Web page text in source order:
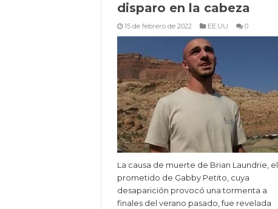
disparo en la cabeza
15 de febrero de 2022 EE.UU 0
La causa de muerte de Brian Laundrie, el
prometido de Gabby Petito, cuya
desaparición provocó una tormenta a
finales del verano pasado, fue revelada